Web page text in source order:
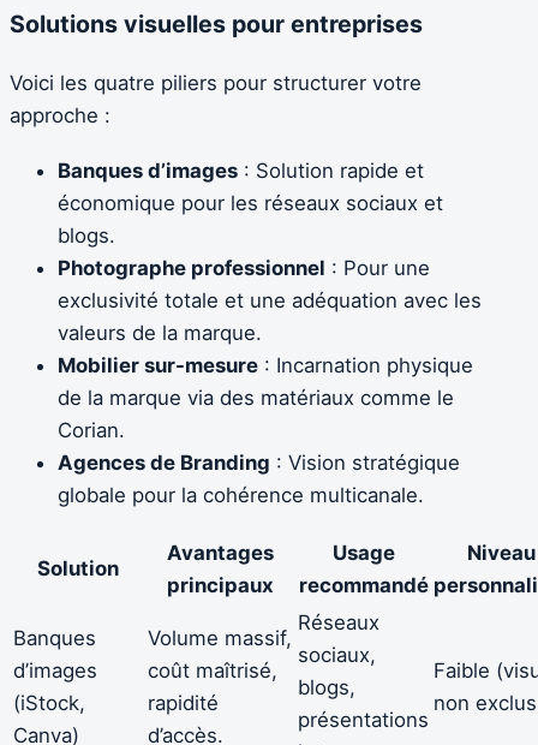
Solutions visuelles pour entreprises
Voici les quatre piliers pour structurer votre
approche :
Banques d’images : Solution rapide et
économique pour les réseaux sociaux et
blogs.
Photographe professionnel : Pour une
exclusivité totale et une adéquation avec les
valeurs de la marque.
Mobilier sur-mesure : Incarnation physique
de la marque via des matériaux comme le
Corian.
Agences de Branding : Vision stratégique
globale pour la cohérence multicanale.
Solution
Avantages
principaux
Usage
recommandé
Banques
d’images
(iStock,
Canva)
Volume massif,
coût maîtrisé,
rapidité
d’accès.
Réseaux
sociaux,
blogs,
présentations
Faible
non